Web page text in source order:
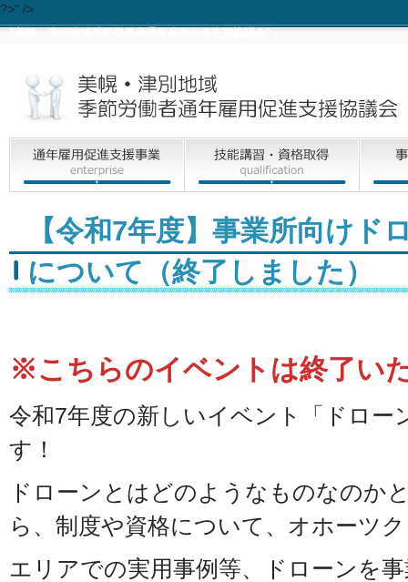
?>" />
"美幌・津別地域季節労働者通年雇用促進支援協議会"
【令和7年度】事業所向けド
について（終了しました）
※こちらのイベントは終了い
令和7年度の新しいイベント「ドロー
す！
ドローンとはどのようなものなのか
ら、制度や資格について、オホーツク
エリアでの実用事例等、ドローンを